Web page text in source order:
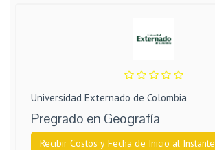
Universidad Externado de Colombia
Pregrado en Geografía
Recibir Costos y Fecha de Inicio al Instante